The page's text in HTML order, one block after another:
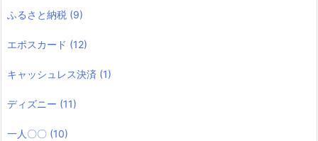
ふるさと納税 (9)
エポスカード (12)
キャッシュレス決済 (1)
ディズニー (11)
一人〇〇 (10)